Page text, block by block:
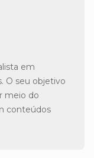
em
O seu objetivo
meio do
conteúdos